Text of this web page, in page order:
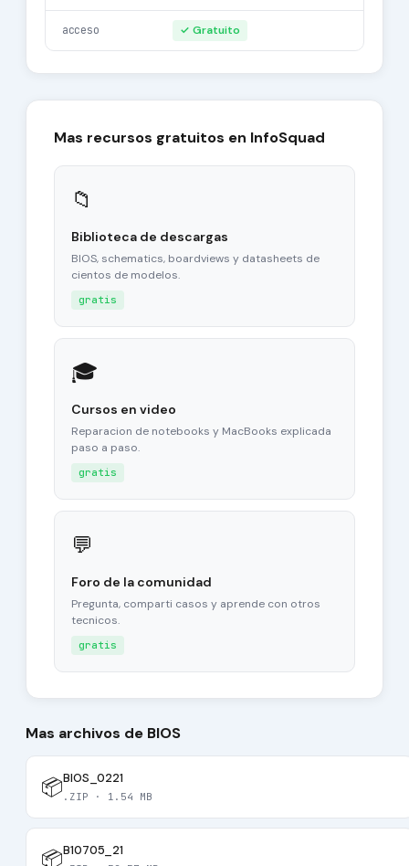
acceso ✓ Gratuito
Mas recursos gratuitos en InfoSquad
📁
Biblioteca de descargas
BIOS, schematics, boardviews y datasheets de
cientos de modelos.
gratis
🎓
Cursos en video
Reparacion de notebooks y MacBooks explicada
paso a paso.
gratis
💬
Foro de la comunidad
Pregunta, comparti casos y aprende con otros
tecnicos.
gratis
Mas archivos de BIOS
📦BIOS_0221
.ZIP · 1.54 MB
📦B10705_21